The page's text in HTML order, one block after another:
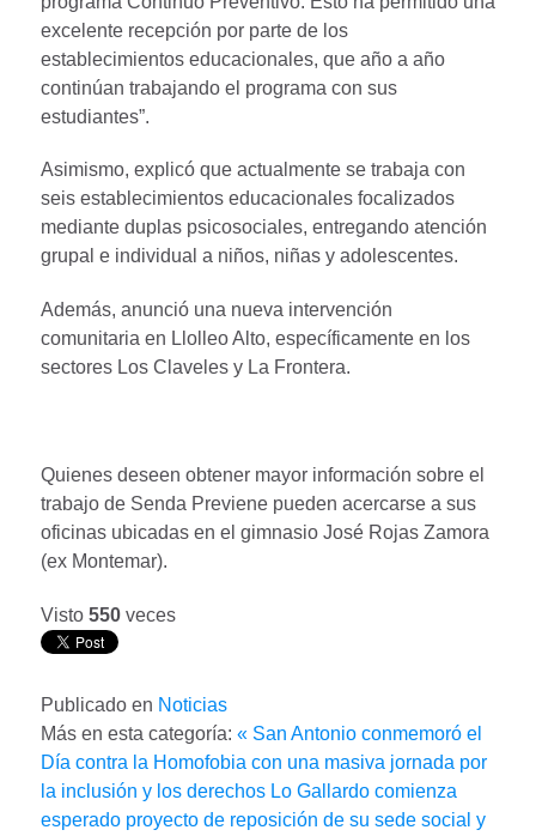
excelente recepción por parte de los
establecimientos educacionales, que año a año
continúan trabajando el programa con sus
estudiantes”.
Asimismo, explicó que actualmente se trabaja con
seis establecimientos educacionales focalizados
mediante duplas psicosociales, entregando atención
grupal e individual a niños, niñas y adolescentes.
Además, anunció una nueva intervención
comunitaria en Llolleo Alto, específicamente en los
sectores Los Claveles y La Frontera.
Quienes deseen obtener mayor información sobre el
trabajo de Senda Previene pueden acercarse a sus
oficinas ubicadas en el gimnasio José Rojas Zamora
(ex Montemar).
Visto 550 veces
Publicado en Noticias
Más en esta categoría: « San Antonio conmemoró el
Día contra la Homofobia con una masiva jornada por
la inclusión y los derechos Lo Gallardo comienza
esperado proyecto de reposición de su sede social y